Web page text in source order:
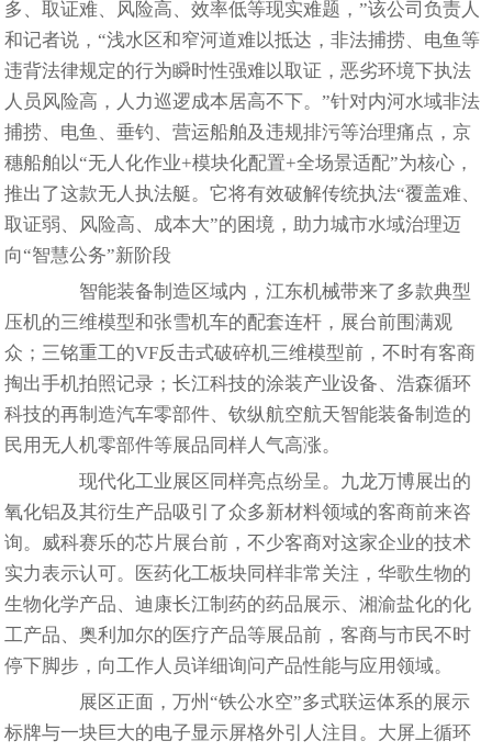
多、取证难、风险高、效率低等现实难题，”该公司负责人
和记者说，“浅水区和窄河道难以抵达，非法捕捞、电鱼等
违背法律规定的行为瞬时性强难以取证，恶劣环境下执法
人员风险高，人力巡逻成本居高不下。”针对内河水域非法
捕捞、电鱼、垂钓、营运船舶及违规排污等治理痛点，京
穗船舶以“无人化作业+模块化配置+全场景适配”为核心，
推出了这款无人执法艇。它将有效破解传统执法“覆盖难、
取证弱、风险高、成本大”的困境，助力城市水域治理迈
向“智慧公务”新阶段
智能装备制造区域内，江东机械带来了多款典型
压机的三维模型和张雪机车的配套连杆，展台前围满观
众；三铭重工的VF反击式破碎机三维模型前，不时有客商
掏出手机拍照记录；长江科技的涂装产业设备、浩森循环
科技的再制造汽车零部件、钦纵航空航天智能装备制造的
民用无人机零部件等展品同样人气高涨。
现代化工业展区同样亮点纷呈。九龙万博展出的
氧化铝及其衍生产品吸引了众多新材料领域的客商前来咨
询。威科赛乐的芯片展台前，不少客商对这家企业的技术
实力表示认可。医药化工板块同样非常关注，华歌生物的
生物化学产品、迪康长江制药的药品展示、湘渝盐化的化
工产品、奥利加尔的医疗产品等展品前，客商与市民不时
停下脚步，向工作人员详细询问产品性能与应用领域。
展区正面，万州“铁公水空”多式联运体系的展示
标牌与一块巨大的电子显示屏格外引人注目。大屏上循环